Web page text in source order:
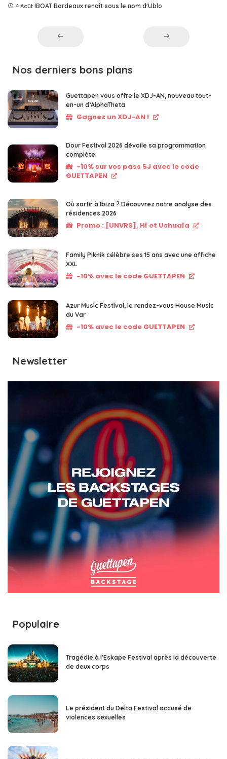
4 Août IBOAT Bordeaux renaît sous le nom d'Ublo
Nos derniers bons plans
Guettapen vous offre le XDJ-AN, nouveau tout-
en-un d’AlphaTheta
Gagnez un XDJ-AN !
Dour Festival 2026 dévoile sa programmation
complète
-10% sur vos pass 5J avec le code
GUETTAPEN
Où sortir à Ibiza ? Découvrez notre analyse des
résidences 2026
Promo : [UNVRS], Hï et Ushuaïa
Family Piknik célèbre ses 15 ans avec une affiche
XXL
-10% avec le code GUETTAPEN
Azur Music Festival, le rendez-vous House Music
du Var
-10% avec le code GUETTAPEN
Newsletter
Populaire
Tragédie à l’Eskape Festival après la découverte
de deux corps
Le président du Delta Festival accusé de
violences sexuelles